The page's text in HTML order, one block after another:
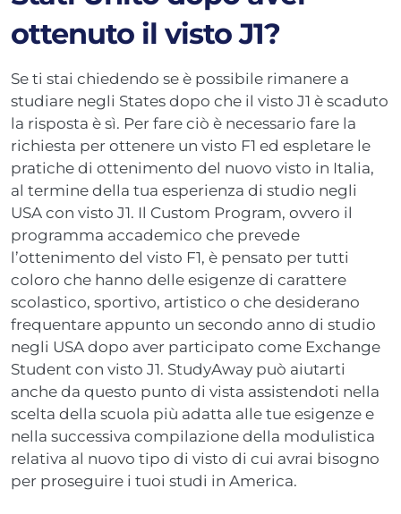
ottenuto il visto J1?
Se ti stai chiedendo se è possibile rimanere a
studiare negli States dopo che il visto J1 è scaduto
la risposta è sì. Per fare ciò è necessario fare la
richiesta per ottenere un visto F1 ed espletare le
pratiche di ottenimento del nuovo visto in Italia,
al termine della tua esperienza di studio negli
USA con visto J1. Il Custom Program, ovvero il
programma accademico che prevede
l’ottenimento del visto F1, è pensato per tutti
coloro che hanno delle esigenze di carattere
scolastico, sportivo, artistico o che desiderano
frequentare appunto un secondo anno di studio
negli USA dopo aver participato come Exchange
Student con visto J1. StudyAway può aiutarti
anche da questo punto di vista assistendoti nella
scelta della scuola più adatta alle tue esigenze e
nella successiva compilazione della modulistica
relativa al nuovo tipo di visto di cui avrai bisogno
per proseguire i tuoi studi in America.